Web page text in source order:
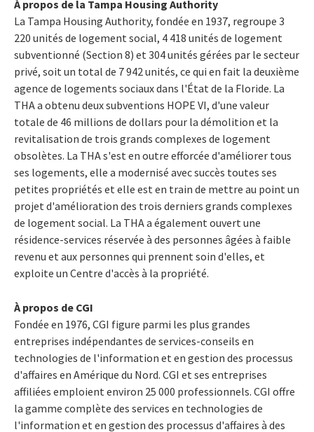
À propos de la Tampa Housing Authority
La Tampa Housing Authority, fondée en 1937, regroupe 3
220 unités de logement social, 4 418 unités de logement
subventionné (Section 8) et 304 unités gérées par le secteur
privé, soit un total de 7 942 unités, ce qui en fait la deuxième
agence de logements sociaux dans l'État de la Floride. La
THA a obtenu deux subventions HOPE VI, d'une valeur
totale de 46 millions de dollars pour la démolition et la
revitalisation de trois grands complexes de logement
obsolètes. La THA s'est en outre efforcée d'améliorer tous
ses logements, elle a modernisé avec succès toutes ses
petites propriétés et elle est en train de mettre au point un
projet d'amélioration des trois derniers grands complexes
de logement social. La THA a également ouvert une
résidence-services réservée à des personnes âgées à faible
revenu et aux personnes qui prennent soin d'elles, et
exploite un Centre d'accès à la propriété.
À propos de CGI
Fondée en 1976, CGI figure parmi les plus grandes
entreprises indépendantes de services-conseils en
technologies de l'information et en gestion des processus
d'affaires en Amérique du Nord. CGI et ses entreprises
affiliées emploient environ 25 000 professionnels. CGI offre
la gamme complète des services en technologies de
l'information et en gestion des processus d'affaires à des